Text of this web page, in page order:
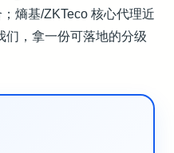
熵基/ZKTeco 核心代理近
们，拿一份可落地的分级